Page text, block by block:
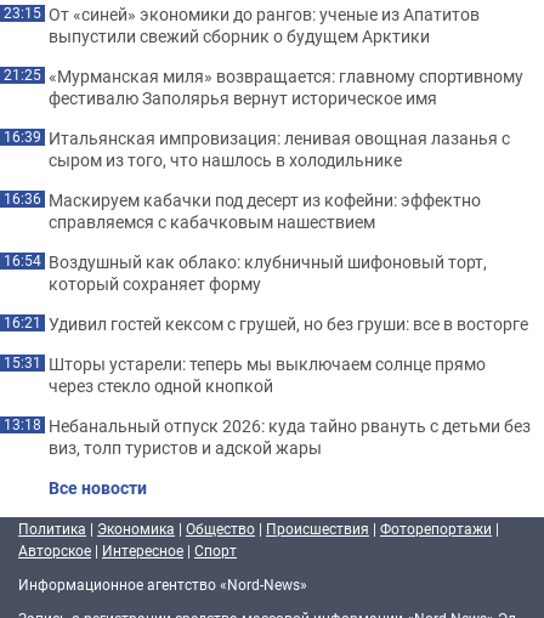
23:15 От «синей» экономики до рангов: ученые из Апатитов
выпустили свежий сборник о будущем Арктики
21:25 «Мурманская миля» возвращается: главному спортивному
фестивалю Заполярья вернут историческое имя
16:39 Итальянская импровизация: ленивая овощная лазанья с
сыром из того, что нашлось в холодильнике
16:36 Маскируем кабачки под десерт из кофейни: эффектно
справляемся с кабачковым нашествием
16:54 Воздушный как облако: клубничный шифоновый торт,
который сохраняет форму
16:21 Удивил гостей кексом с грушей, но без груши: все в восторге
15:31 Шторы устарели: теперь мы выключаем солнце прямо
через стекло одной кнопкой
13:18 Небанальный отпуск 2026: куда тайно рвануть с детьми без
виз, толп туристов и адской жары
Все новости
Политика | Экономика | Общество | Происшествия | Фоторепортажи |
Авторское | Интересное | Спорт
Информационное агентство «Nord-News»